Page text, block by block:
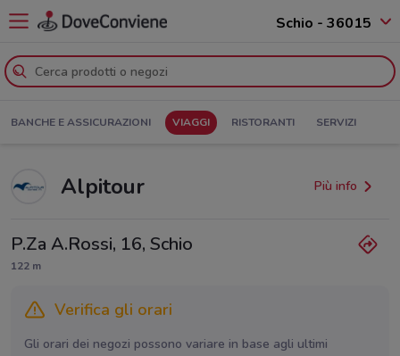
Schio - 36015
BANCHE E ASSICURAZIONI VIAGGI RISTORANTI SERVIZI
Alpitour Più info
P.Za A.Rossi, 16, Schio
122 m
Verifica gli orari
Gli orari dei negozi possono variare in base agli ultimi